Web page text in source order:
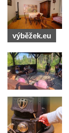
výběžek.eu